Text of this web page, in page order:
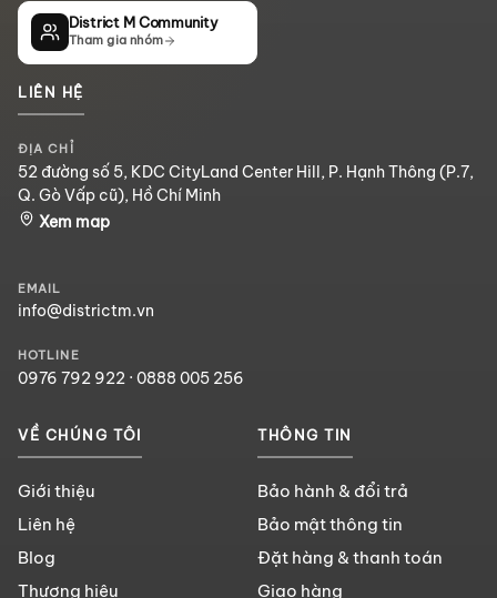
District M Community
Tham gia nhóm
LIÊN HỆ
ĐỊA CHỈ
52 đường số 5, KDC CityLand Center Hill, P. Hạnh Thông (P.7,
Q. Gò Vấp cũ), Hồ Chí Minh
Xem map
EMAIL
info@districtm.vn
HOTLINE
0976 792 922 · 0888 005 256
VỀ CHÚNG TÔI
Giới thiệu
Liên hệ
Blog
Thương hiệu
THÔNG TIN
Bảo hành & đổi trả
Bảo mật thông tin
Đặt hàng & thanh toán
Giao hàng